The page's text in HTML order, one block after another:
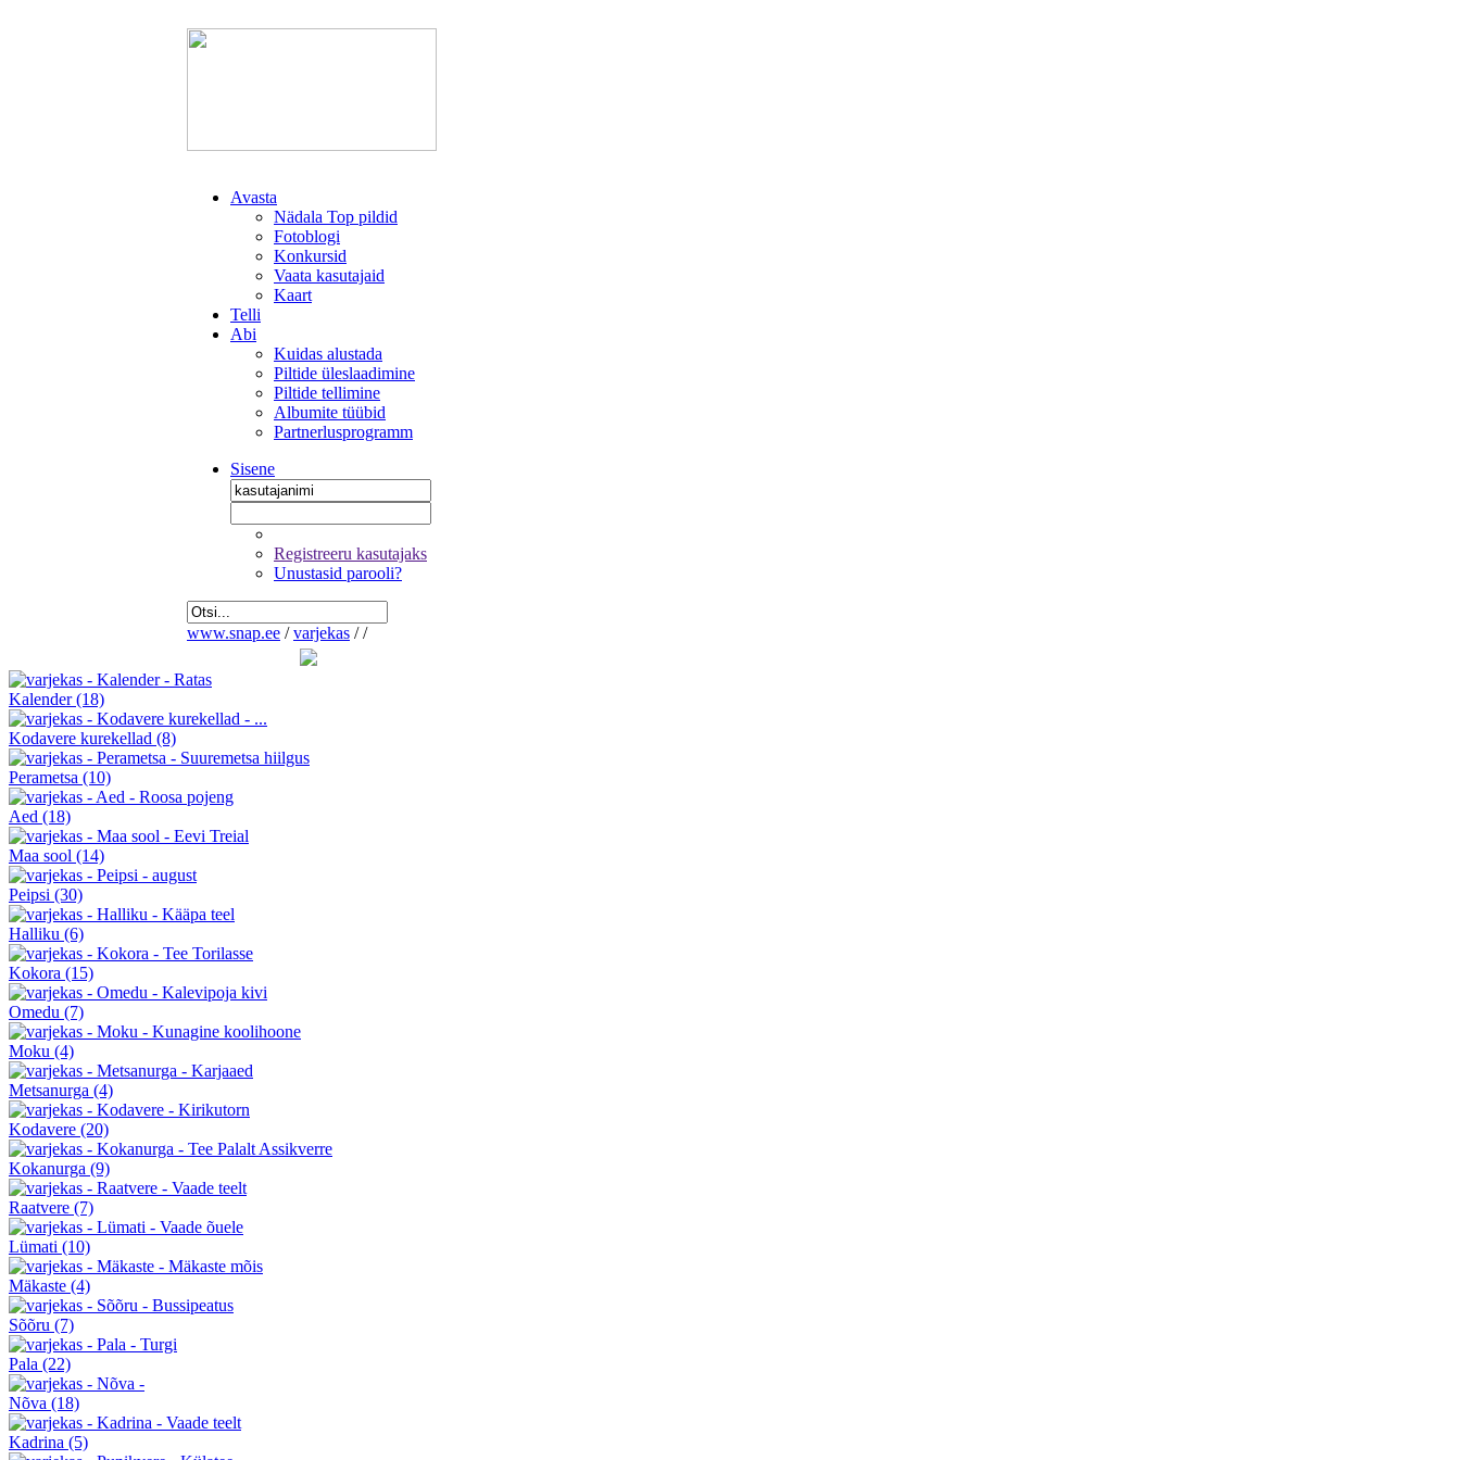
Avasta
Nädala Top pildid
Fotoblogi
Konkursid
Vaata kasutajaid
Kaart
Telli
Abi
Kuidas alustada
Piltide üleslaadimine
Piltide tellimine
Albumite tüübid
Partnerlusprogramm
Sisene
Registreeru kasutajaks
Unustasid parooli?
www.snap.ee / varjekas / /
Kalender(18)
Kodavere kurekellad (8)
Perametsa (10)
Aed (18)
Maa sool (14)
Peipsi (30)
Halliku (6)
Kokora (15)
Omedu (7)
Moku (4)
Metsanurga (4)
Kodavere (20)
Kokanurga (9)
Raatvere (7)
Lümati (10)
Mäkaste (4)
Sõõru (7)
Pala (22)
Nõva (18)
Kadrina (5)